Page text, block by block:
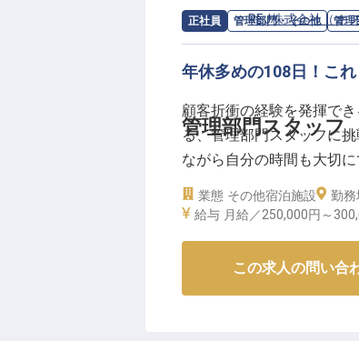
正社員 管理部門・その他 管理
管理部門スタッフ
求人情報：REJ株式会社（オ
年休多めの108日！こ
顧客折衝の経験を発揮で
る、管理部門スタッフに
ながら自分の時間も大切
数・サービス共に名古屋
展開しています。一緒に
業態 その他宿泊施設 勤務
給与 月給／250,000円～
この求人の問い合